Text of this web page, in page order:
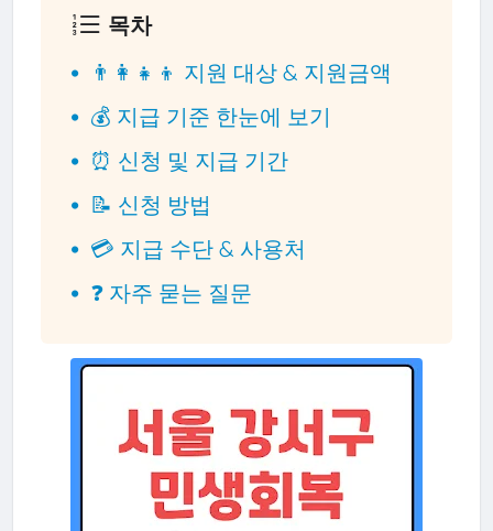
목차
👨‍👩‍👧‍👦 지원 대상 & 지원금액
💰 지급 기준 한눈에 보기
⏰ 신청 및 지급 기간
📝 신청 방법
💳 지급 수단 & 사용처
❓ 자주 묻는 질문